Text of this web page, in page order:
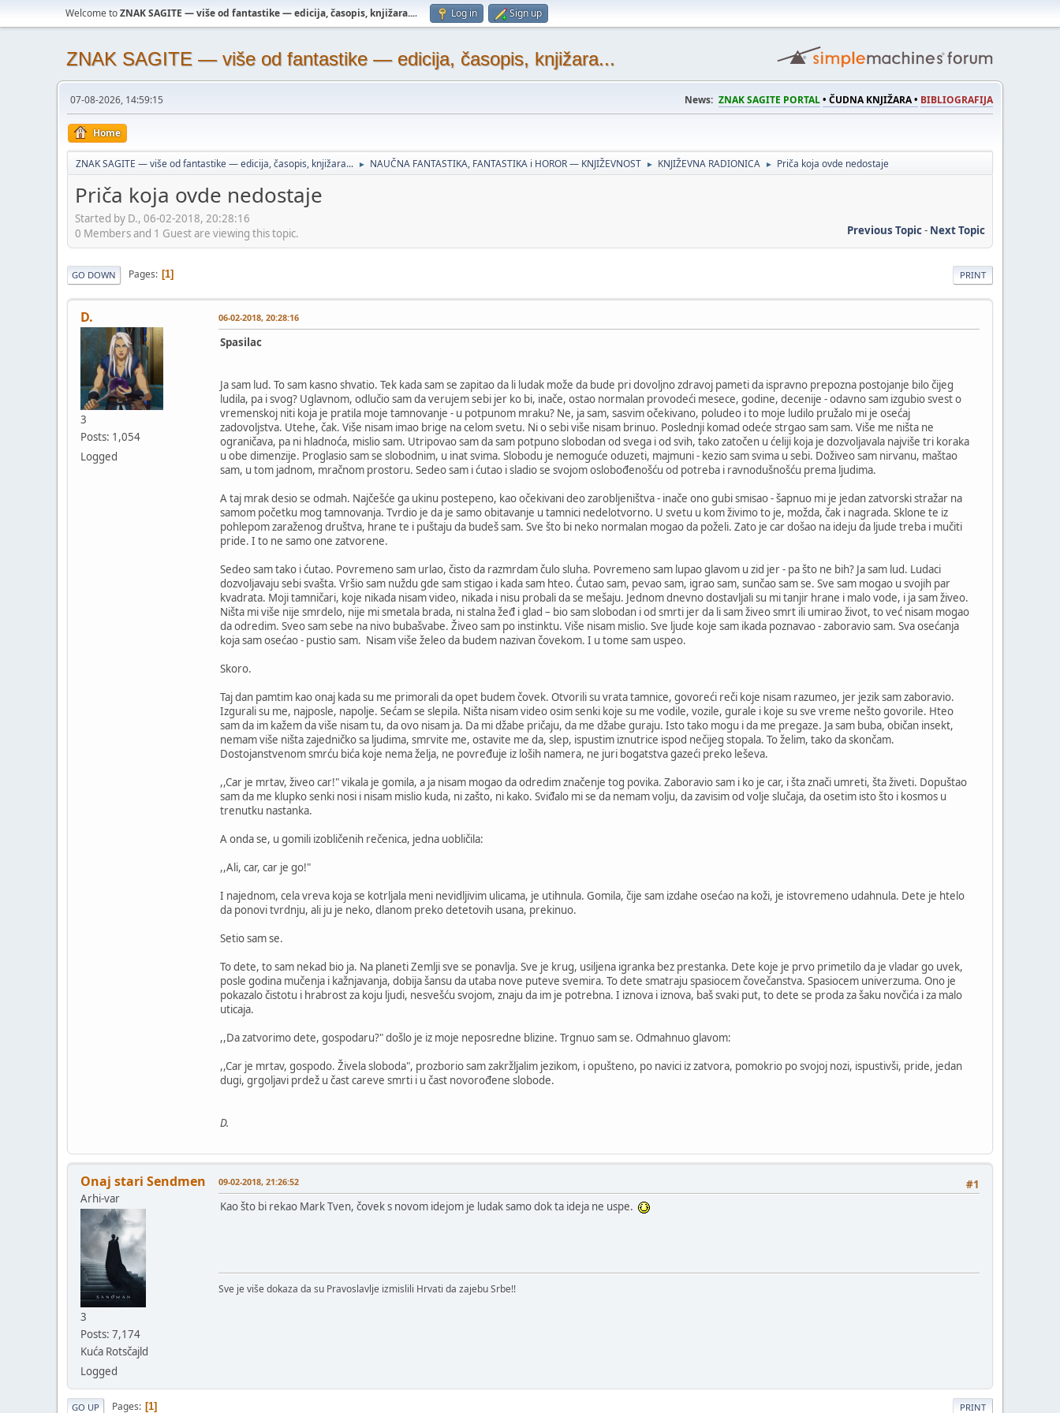
Welcome toZNAK SAGITE — više od fantastike — edicija, časopis, knjižara.... Log in Sign up
ZNAK SAGITE — više od fantastike — edicija, časopis, knjižara...
07-08-2026, 14:59:15 News: ZNAK SAGITE PORTAL• ČUDNA KNJIŽARA • BIBLIOGRAFIJA
Home
ZNAK SAGITE — više od fantastike — edicija, časopis, knjižara... ► NAUČNA FANTASTIKA, FANTASTIKA i HOROR — KNJIŽEVNOST ► KNJIŽEVNA RADIONICA ► Priča koja ovde nedostaje
Priča koja ovde nedostaje
Started by D., 06-02-2018, 20:28:16
Previous Topic- Next Topic
0 Members and 1 Guest are viewing this topic.
PRINT
GO DOWN Pages 1
D.
3
Posts: 1,054
Logged
06-02-2018, 20:28:16
Spasilac
Ja sam lud. To sam kasno shvatio. Tek kada sam se zapitao da li ludak može da bude pri dovoljno zdravoj pameti da ispravno prepozna postojanje bilo čijeg
ludila, pa i svog? Uglavnom, odlučio sam da verujem sebi jer ko bi, inače, ostao normalan provodeći mesece, godine, decenije - odavno sam izgubio svest o
vremenskoj niti koja je pratila moje tamnovanje - u potpunom mraku? Ne, ja sam, sasvim očekivano, poludeo i to moje ludilo pružalo mi je osećaj
zadovoljstva. Utehe, čak. Više nisam imao brige na celom svetu. Ni o sebi više nisam brinuo. Poslednji komad odeće strgao sam sam. Više me ništa ne
ograničava, pa ni hladnoća, mislio sam. Utripovao sam da sam potpuno slobodan od svega i od svih, tako zatočen u ćeliji koja je dozvoljavala najviše tri koraka
u obe dimenzije. Proglasio sam se slobodnim, u inat svima. Slobodu je nemoguće oduzeti, majmuni - kezio sam svima u sebi. Doživeo sam nirvanu, maštao
sam, u tom jadnom, mračnom prostoru. Sedeo sam i ćutao i sladio se svojom oslobođenošću od potreba i ravnodušnošću prema ljudima.
A taj mrak desio se odmah. Najčešće ga ukinu postepeno, kao očekivani deo zarobljeništva - inače ono gubi smisao - šapnuo mi je jedan zatvorski stražar na
samom početku mog tamnovanja. Tvrdio je da je samo obitavanje u tamnici nedelotvorno. U svetu u kom živimo to je, možda, čak i nagrada. Sklone te iz
pohlepom zaraženog društva, hrane te i puštaju da budeš sam. Sve što bi neko normalan mogao da poželi. Zato je car došao na ideju da ljude treba i mučiti
pride. I to ne samo one zatvorene.
Sedeo sam tako i ćutao. Povremeno sam urlao, čisto da razmrdam čulo sluha. Povremeno sam lupao glavom u zid jer - pa što ne bih? Ja sam lud. Ludaci
dozvoljavaju sebi svašta. Vršio sam nuždu gde sam stigao i kada sam hteo. Ćutao sam, pevao sam, igrao sam, sunčao sam se. Sve sam mogao u svojih par
kvadrata. Moji tamničari, koje nikada nisam video, nikada i nisu probali da se mešaju. Jednom dnevno dostavljali su mi tanjir hrane i malo vode, i ja sam živeo.
Ništa mi više nije smrdelo, nije mi smetala brada, ni stalna žeđ i glad – bio sam slobodan i od smrti jer da li sam živeo smrt ili umirao život, to već nisam mogao
da odredim. Sveo sam sebe na nivo bubašvabe. Živeo sam po instinktu. Više nisam mislio. Sve ljude koje sam ikada poznavao - zaboravio sam. Sva osećanja
koja sam osećao - pustio sam. Nisam više želeo da budem nazivan čovekom. I u tome sam uspeo.
Skoro.
Taj dan pamtim kao onaj kada su me primorali da opet budem čovek. Otvorili su vrata tamnice, govoreći reči koje nisam razumeo, jer jezik sam zaboravio.
Izgurali su me, najposle, napolje. Sećam se slepila. Ništa nisam video osim senki koje su me vodile, vozile, gurale i koje su sve vreme nešto govorile. Hteo
sam da im kažem da više nisam tu, da ovo nisam ja. Da mi džabe pričaju, da me džabe guraju. Isto tako mogu i da me pregaze. Ja sam buba, običan insekt,
nemam više ništa zajedničko sa ljudima, smrvite me, ostavite me da, slep, ispustim iznutrice ispod nečijeg stopala. To želim, tako da skončam.
Dostojanstvenom smrću bića koje nema želja, ne povređuje iz loših namera, ne juri bogatstva gazeći preko leševa.
,,Car je mrtav, živeo car!" vikala je gomila, a ja nisam mogao da odredim značenje tog povika. Zaboravio sam i ko je car, i šta znači umreti, šta živeti. Dopuštao
sam da me klupko senki nosi i nisam mislio kuda, ni zašto, ni kako. Sviđalo mi se da nemam volju, da zavisim od volje slučaja, da osetim isto što i kosmos u
trenutku nastanka.
A onda se, u gomili izobličenih rečenica, jedna uobličila:
,,Ali, car, car je go!"
I najednom, cela vreva koja se kotrljala meni nevidljivim ulicama, je utihnula. Gomila, čije sam izdahe osećao na koži, je istovremeno udahnula. Dete je htelo
da ponovi tvrdnju, ali ju je neko, dlanom preko detetovih usana, prekinuo.
Setio sam se.
To dete, to sam nekad bio ja. Na planeti Zemlji sve se ponavlja. Sve je krug, usiljena igranka bez prestanka. Dete koje je prvo primetilo da je vladar go uvek,
posle godina mučenja i kažnjavanja, dobija šansu da utaba nove puteve svemira. To dete smatraju spasiocem čovečanstva. Spasiocem univerzuma. Ono je
pokazalo čistotu i hrabrost za koju ljudi, nesvešću svojom, znaju da im je potrebna. I iznova i iznova, baš svaki put, to dete se proda za šaku novčića i za malo
uticaja.
,,Da zatvorimo dete, gospodaru?" došlo je iz moje neposredne blizine. Trgnuo sam se. Odmahnuo glavom:
,,Car je mrtav, gospodo. Živela sloboda", prozborio sam zakržljalim jezikom, i opušteno, po navici iz zatvora, pomokrio po svojoj nozi, ispustivši, pride, jedan
dugi, grgoljavi prdež u čast careve smrti i u čast novorođene slobode.
D.
Onaj stari Sendmen
Arhi-var
3
Posts: 7,174
Kuća Rotsčajld
Logged
#1
09-02-2018, 21:26:52
Kao što bi rekao Mark Tven, čovek s novom idejom je ludak samo dok ta ideja ne uspe.
Sve je više dokaza da su Pravoslavlje izmislili Hrvati da zajebu Srbe!!
PRINT
GO UP Pages 1